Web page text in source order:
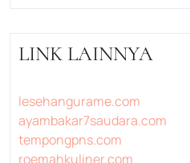
LINK LAINNYA
lesehangurame.com
ayambakar7saudara.com
tempongpns.com
roemahkuliner.com